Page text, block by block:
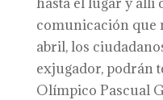
comunicación que
abril, los
exjugador, podrán
Olímpico Pascual